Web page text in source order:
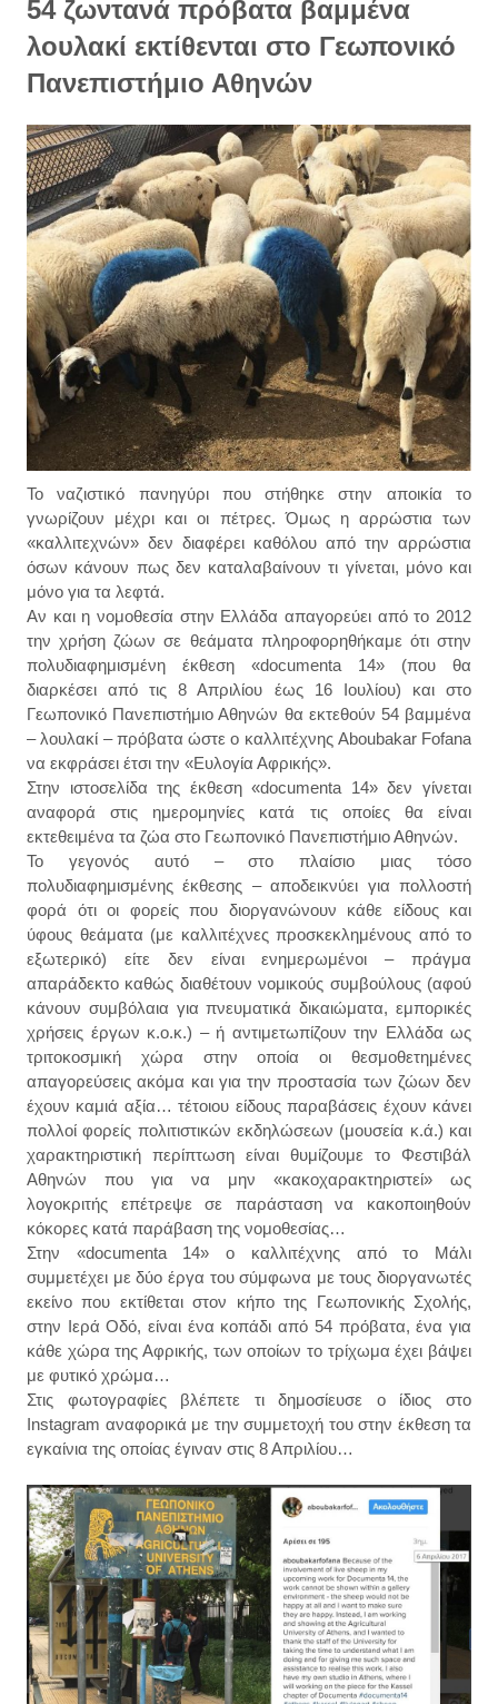
54 ζωντανά πρόβατα βαμμένα
λουλακί εκτίθενται στο Γεωπονικό
Πανεπιστήμιο Αθηνών
Το ναζιστικό πανηγύρι που στήθηκε στην αποικία το
γνωρίζουν μέχρι και οι πέτρες. Όμως η αρρώστια των
«καλλιτεχνών» δεν διαφέρει καθόλου από την αρρώστια
όσων κάνουν πως δεν καταλαβαίνουν τι γίνεται, μόνο και
μόνο για τα λεφτά.
Αν και η νομοθεσία στην Ελλάδα απαγορεύει από το 2012
την χρήση ζώων σε θεάματα πληροφορηθήκαμε ότι στην
πολυδιαφημισμένη έκθεση «documenta 14» (που θα
διαρκέσει από τις 8 Απριλίου έως 16 Ιουλίου) και στο
Γεωπονικό Πανεπιστήμιο Αθηνών θα εκτεθούν 54 βαμμένα
– λουλακί – πρόβατα ώστε ο καλλιτέχνης Aboubakar Fofana
να εκφράσει έτσι την «Ευλογία Αφρικής».
Στην ιστοσελίδα της έκθεση «documenta 14» δεν γίνεται
αναφορά στις ημερομηνίες κατά τις οποίες θα είναι
εκτεθειμένα τα ζώα στο Γεωπονικό Πανεπιστήμιο Αθηνών.
Το γεγονός αυτό – στο πλαίσιο μιας τόσο
πολυδιαφημισμένης έκθεσης – αποδεικνύει για πολλοστή
φορά ότι οι φορείς που διοργανώνουν κάθε είδους και
ύφους θεάματα (με καλλιτέχνες προσκεκλημένους από το
εξωτερικό) είτε δεν είναι ενημερωμένοι – πράγμα
απαράδεκτο καθώς διαθέτουν νομικούς συμβούλους (αφού
κάνουν συμβόλαια για πνευματικά δικαιώματα, εμπορικές
χρήσεις έργων κ.ο.κ.) – ή αντιμετωπίζουν την Ελλάδα ως
τριτοκοσμική χώρα στην οποία οι θεσμοθετημένες
απαγορεύσεις ακόμα και για την προστασία των ζώων δεν
έχουν καμιά αξία… τέτοιου είδους παραβάσεις έχουν κάνει
πολλοί φορείς πολιτιστικών εκδηλώσεων (μουσεία κ.ά.) και
χαρακτηριστική περίπτωση είναι θυμίζουμε το Φεστιβάλ
Αθηνών που για να μην «κακοχαρακτηριστεί» ως
λογοκριτής επέτρεψε σε παράσταση να κακοποιηθούν
κόκορες κατά παράβαση της νομοθεσίας…
Στην «documenta 14» ο καλλιτέχνης από το Μάλι
συμμετέχει με δύο έργα του σύμφωνα με τους διοργανωτές
εκείνο που εκτίθεται στον κήπο της Γεωπονικής Σχολής,
στην Ιερά Οδό, είναι ένα κοπάδι από 54 πρόβατα, ένα για
κάθε χώρα της Αφρικής, των οποίων το τρίχωμα έχει βάψει
με φυτικό χρώμα…
Στις φωτογραφίες βλέπετε τι δημοσίευσε ο ίδιος στο
Instagram αναφορικά με την συμμετοχή του στην έκθεση τα
εγκαίνια της οποίας έγιναν στις 8 Απριλίου…